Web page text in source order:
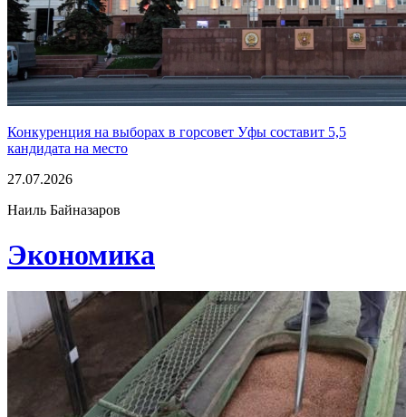
Конкуренция на выборах в горсовет Уфы составит 5,5
кандидата на место
27.07.2026
Наиль Байназаров
Экономика